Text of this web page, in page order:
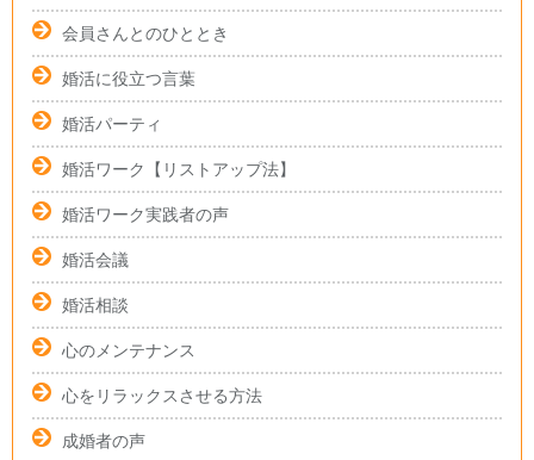
会員さんとのひととき
婚活に役立つ言葉
婚活パーティ
婚活ワーク【リストアップ法】
婚活ワーク実践者の声
婚活会議
婚活相談
心のメンテナンス
心をリラックスさせる方法
成婚者の声